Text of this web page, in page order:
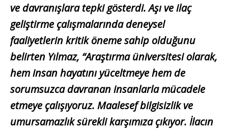
ve davranışlara tepki gösterdi. Aşı ve ilaç
geliştirme çalışmalarında deneysel
faaliyetlerin kritik öneme sahip olduğunu
belirten Yılmaz, “Araştırma üniversitesi olarak,
hem insan hayatını yüceltmeye hem de
sorumsuzca davranan insanlarla mücadele
etmeye çalışıyoruz. Maalesef bilgisizlik ve
umursamazlık sürekli karşımıza çıkıyor. İlacın